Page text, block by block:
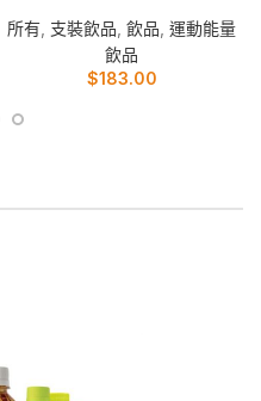
所有, 支裝飲品, 飲品, 運動能量
飲品
$183.00